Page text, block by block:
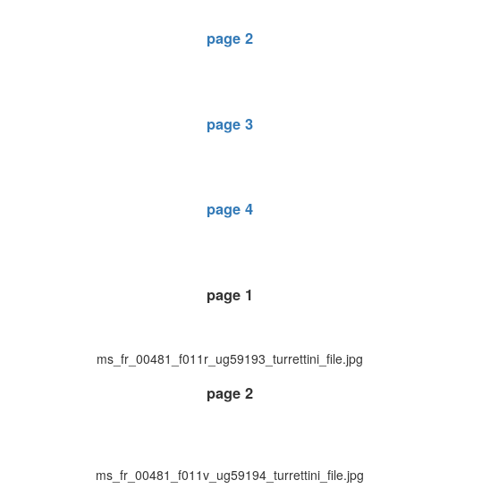
page 2
page 3
page 4
page 1
ms_fr_00481_f011r_ug59193_turrettini_file.jpg
page 2
ms_fr_00481_f011v_ug59194_turrettini_file.jpg